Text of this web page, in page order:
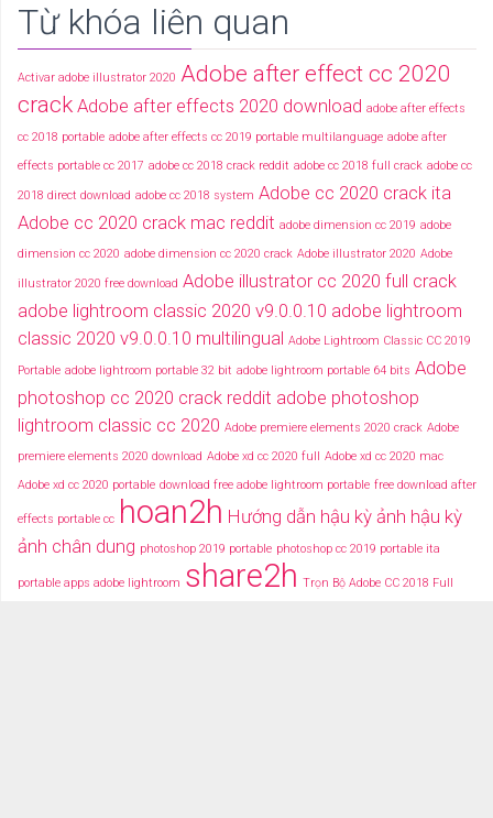
Từ khóa liên quan
Activar adobe illustrator 2020 Adobe after effect cc 2020
crack Adobe after effects 2020 download adobe after effects
cc 2018 portable adobe after effects cc 2019 portable multilanguage adobe after
effects portable cc 2017 adobe cc 2018 crack reddit adobe cc 2018 full crack adobe cc
2018 direct download adobe cc 2018 system Adobe cc 2020 crack ita
Adobe cc 2020 crack mac reddit adobe dimension cc 2019 adobe
dimension cc 2020 adobe dimension cc 2020 crack Adobe illustrator 2020 Adobe
illustrator 2020 free download Adobe illustrator cc 2020 full crack
adobe lightroom classic 2020 v9.0.0.10 adobe lightroom
classic 2020 v9.0.0.10 multilingual Adobe Lightroom Classic CC 2019
Portable adobe lightroom portable 32 bit adobe lightroom portable 64 bits Adobe
photoshop cc 2020 crack reddit adobe photoshop
lightroom classic cc 2020 Adobe premiere elements 2020 crack Adobe
premiere elements 2020 download Adobe xd cc 2020 full Adobe xd cc 2020 mac
Adobe xd cc 2020 portable download free adobe lightroom portable free download after
effects portable cc hoan2h Hướng dẫn hậu kỳ ảnh hậu kỳ
ảnh chân dung photoshop 2019 portable photoshop cc 2019 portable ita
portable apps adobe lightroom share2h Trọn Bộ Adobe CC 2018 Full